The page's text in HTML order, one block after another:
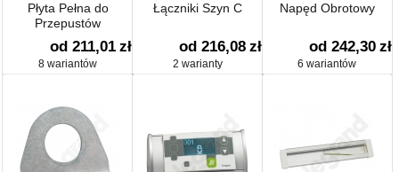
Płyta Pełna do
Przepustów
od 211,01 zł
8 wariantów
Łączniki Szyn C
od 216,08 zł
2 warianty
Napęd Obrotowy
od 242,30 zł
6 wariantów